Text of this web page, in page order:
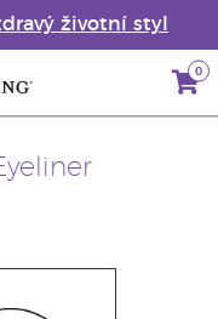
životní styl
0